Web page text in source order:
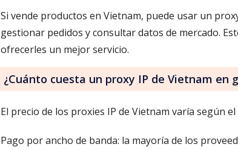
Si vende productos en Vietnam, puede usar un
gestionar pedidos y consultar datos de mercado.
ofrecerles un mejor servicio.
¿Cuánto cuesta un proxy IP de Vietnam en
El precio de los proxies IP de Vietnam varía según
Pago por ancho de banda: la mayoría de los